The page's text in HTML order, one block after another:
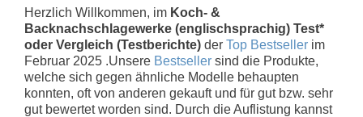
Herzlich Willkommen, im Koch- &
Backnachschlagewerke (englischsprachig) Test*
oder Vergleich (Testberichte) der Top Bestseller im
Februar 2025 .Unsere Bestseller sind die Produkte,
welche sich gegen ähnliche Modelle behaupten
konnten, oft von anderen gekauft und für gut bzw. sehr
gut bewertet worden sind. Durch die Auflistung kannst